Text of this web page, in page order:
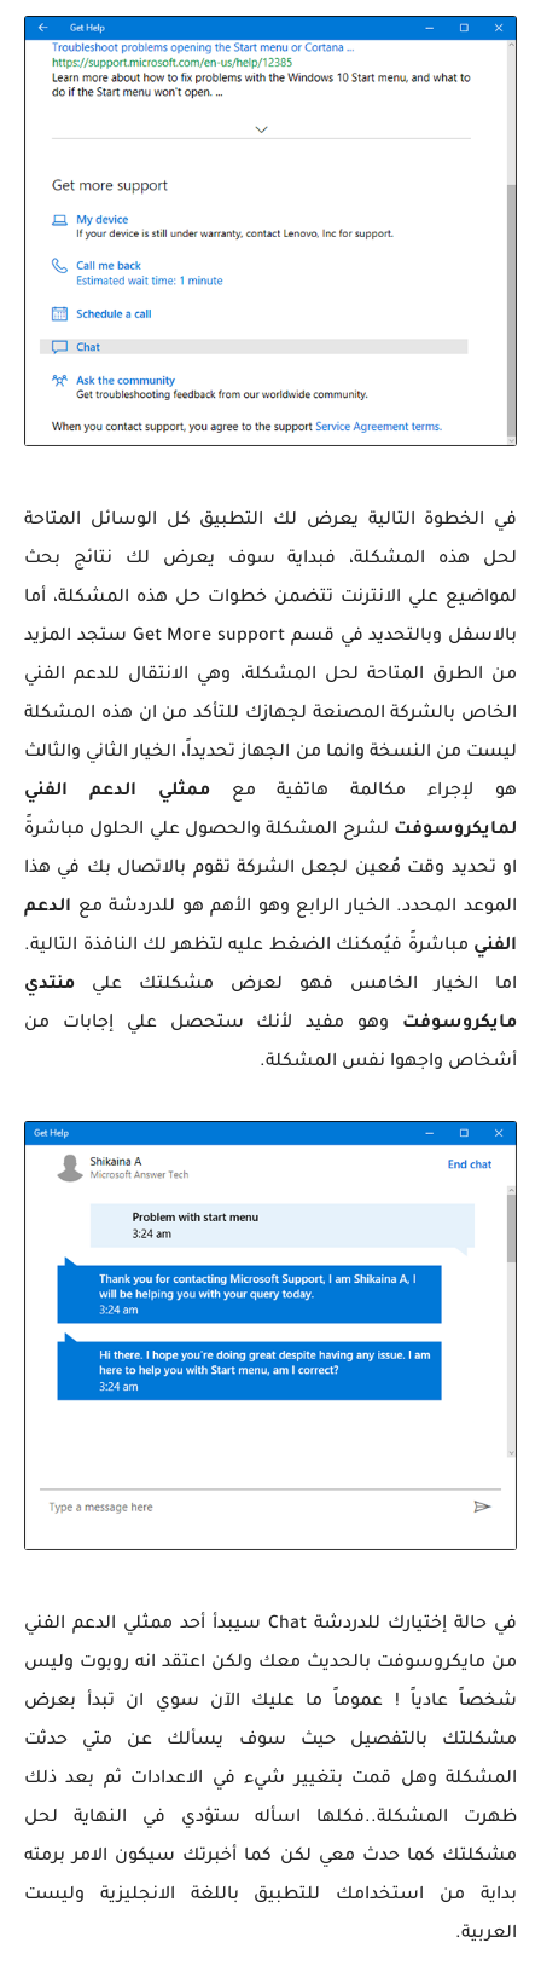
في الخطوة التالية يعرض لك التطبيق كل الوسائل المتاحة
لحل هذه المشكلة، فبداية سوف يعرض لك نتائج بحث
لمواضيع علي الانترنت تتضمن خطوات حل هذه المشكلة، أما
بالاسفل وبالتحديد في قسم Get More support ستجد المزيد
من الطرق المتاحة لحل المشكلة، وهي الانتقال للدعم الفني
الخاص بالشركة المصنعة لجهازك للتأكد من ان هذه المشكلة
ليست من النسخة وانما من الجهاز تحديداً، الخيار الثاني والثالث
هو لإجراء مكالمة هاتفية معممثلي الدعم الفني
لمايكروسوفت لشرح المشكلة والحصول علي الحلول مباشرةً
او تحديد وقت مُعين لجعل الشركة تقوم بالاتصال بك في هذا
الموعد المحدد. الخيار الرابع وهو الأهم هو للدردشة مع الدعم
الفني مباشرةً فيُمكنك الضغط عليه لتظهر لك النافذة التالية.
اما الخيار الخامس فهو لعرض مشكلتك علي منتدي
مايكروسوفت وهو مفيد لأنك ستحصل علي إجابات من
أشخاص واجهوا نفس المشكلة.
في حالة إختيارك للدردشة Chat سيبدأ أحد ممثلي الدعم الفني
من مايكروسوفت بالحديث معك ولكن اعتقد انه روبوت وليس
شخصاً عادياً ! عموماً ما عليك الآن سوي ان تبدأ بعرض
مشكلتك بالتفصيل حيث سوف يسألك عن متي حدثت
المشكلة وهل قمت بتغيير شيء في الاعدادات ثم بعد ذلك
ظهرت المشكلة..فكلها اسأله ستؤدي في النهاية لحل
مشكلتك كما حدث معي لكن كما أخبرتك سيكون الامر برمته
بداية من استخدامك للتطبيق باللغة الانجليزية وليست
العربية.